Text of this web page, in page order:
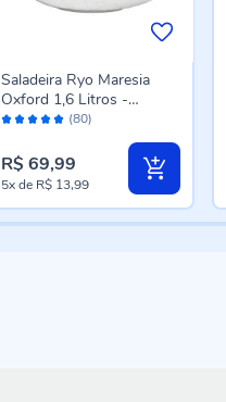
Avaliação: (80)
Saladeira Ryo Maresia
Oxford 1,6 Litros -
Porcelana
R$ 69,99
5xde R$ 13,99